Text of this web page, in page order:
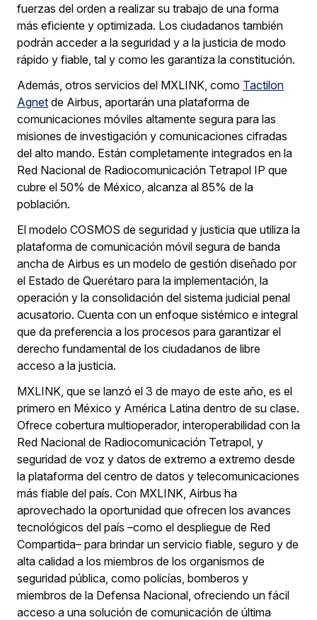
fuerzas del orden a realizar su trabajo de una forma
más eficiente y optimizada. Los ciudadanos también
podrán acceder a la seguridad y a la justicia de modo
rápido y fiable, tal y como les garantiza la constitución.
Además, otros servicios del MXLINK, como Tactilon
Agnet de Airbus, aportarán una plataforma de
comunicaciones móviles altamente segura para las
misiones de investigación y comunicaciones cifradas
del alto mando. Están completamente integrados en la
Red Nacional de Radiocomunicación Tetrapol IP que
cubre el 50% de México, alcanza al 85% de la
población.
El modelo COSMOS de seguridad y justicia que utiliza la
plataforma de comunicación móvil segura de banda
ancha de Airbus es un modelo de gestión diseñado por
el Estado de Querétaro para la implementación, la
operación y la consolidación del sistema judicial penal
acusatorio. Cuenta con un enfoque sistémico e integral
que da preferencia a los procesos para garantizar el
derecho fundamental de los ciudadanos de libre
acceso a la justicia.
MXLINK, que se lanzó el 3 de mayo de este año, es el
primero en México y América Latina dentro de su clase.
Ofrece cobertura multioperador, interoperabilidad con la
Red Nacional de Radiocomunicación Tetrapol, y
seguridad de voz y datos de extremo a extremo desde
la plataforma del centro de datos y telecomunicaciones
más fiable del país. Con MXLINK, Airbus ha
aprovechado la oportunidad que ofrecen los avances
tecnológicos del país –como el despliegue de Red
Compartida– para brindar un servicio fiable, seguro y de
alta calidad a los miembros de los organismos de
seguridad pública, como policías, bomberos y
miembros de la Defensa Nacional, ofreciendo un fácil
acceso a una solución de comunicación de última